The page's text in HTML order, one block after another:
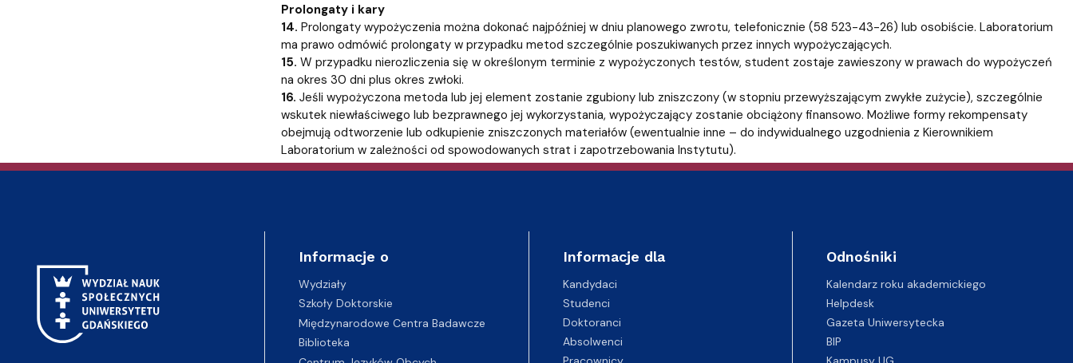
Prolongaty i kary
14. Prolongaty wypożyczenia można dokonać najpóźniej w dniu planowego zwrotu, telefonicznie (58 523-43-26) lub osobiście. Laboratorium
ma prawo odmówić prolongaty w przypadku metod szczególnie poszukiwanych przez innych wypożyczających.
15. W przypadku nierozliczenia się w określonym terminie z wypożyczonych testów, student zostaje zawieszony w prawach do wypożyczeń
na okres 30 dni plus okres zwłoki.
16. Jeśli wypożyczona metoda lub jej element zostanie zgubiony lub zniszczony (w stopniu przewyższającym zwykłe zużycie), szczególnie
wskutek niewłaściwego lub bezprawnego jej wykorzystania, wypożyczający zostanie obciążony finansowo. Możliwe formy rekompensaty
obejmują odtworzenie lub odkupienie zniszczonych materiałów (ewentualnie inne – do indywidualnego uzgodnienia z Kierownikiem
Laboratorium w zależności od spowodowanych strat i zapotrzebowania Instytutu).
Informacje o
Wydziały
Szkoły Doktorskie
Międzynarodowe Centra Badawcze
Biblioteka
Informacje dla
Kandydaci
Studenci
Doktoranci
Absolwenci
Odnośniki
Kalendarz roku akademickiego
Helpdesk
Gazeta Uniwersytecka
BIP